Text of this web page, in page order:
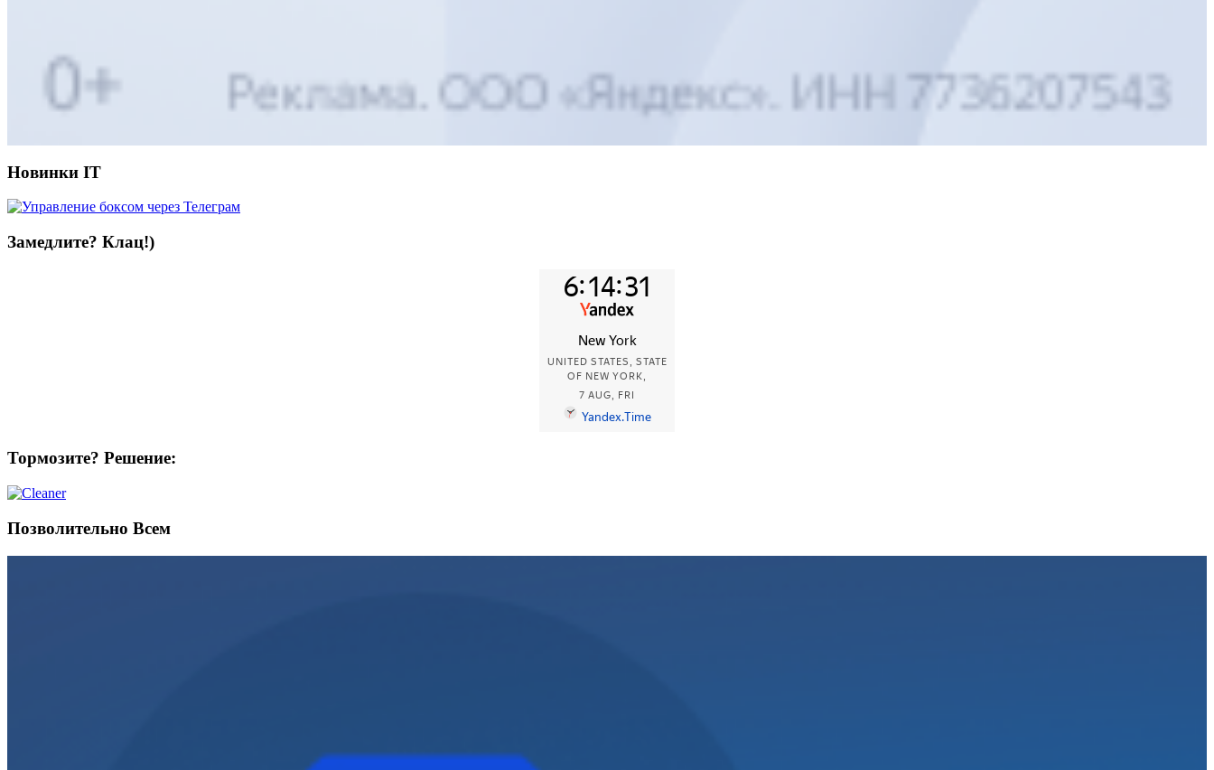
Новинки IT
Замедлите? Клац!)
Тормозите? Решение:
Позволительно Всем